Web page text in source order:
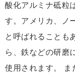
酸化アルミナ砥粒
す。アメリカ、ノ
と呼ばれることも
ら、鉄などの研磨
使用されます。 ま